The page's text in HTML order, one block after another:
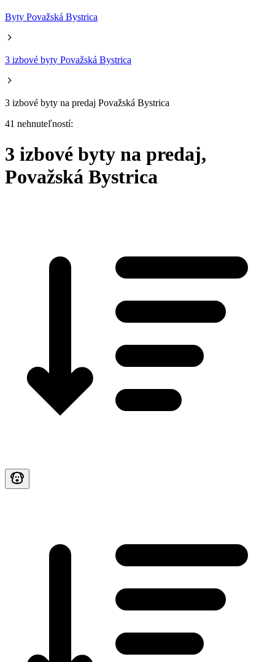
Byty Považská Bystrica
3 izbové byty Považská Bystrica
3 izbové byty na predaj Považská Bystrica
41 nehnuteľností:
3 izbové byty na predaj,
Považská Bystrica